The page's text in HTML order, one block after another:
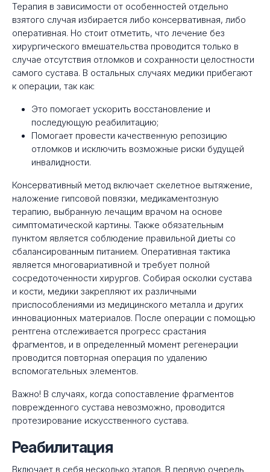
Терапия в зависимости от особенностей отдельно
взятого случая избирается либо консервативная, либо
оперативная. Но стоит отметить, что лечение без
хирургического вмешательства проводится только в
случае отсутствия отломков и сохранности целостности
самого сустава. В остальных случаях медики прибегают
к операции, так как:
Это помогает ускорить восстановление и
последующую реабилитацию;
Помогает провести качественную репозицию
отломков и исключить возможные риски будущей
инвалидности.
Консервативный метод включает скелетное вытяжение,
наложение гипсовой повязки, медикаментозную
терапию, выбранную лечащим врачом на основе
симптоматической картины. Также обязательным
пунктом является соблюдение правильной диеты со
сбалансированным питанием. Оперативная тактика
является многовариативной и требует полной
сосредоточенности хирургов. Собирая осколки сустава
и кости, медики закрепляют их различными
приспособлениями из медицинского металла и других
инновационных материалов. После операции с помощью
рентгена отслеживается прогресс срастания
фрагментов, и в определенный момент регенерации
проводится повторная операция по удалению
вспомогательных элементов.
Важно! В случаях, когда сопоставление фрагментов
поврежденного сустава невозможно, проводится
протезирование искусственного сустава.
Реабилитация
Включает в себя несколько этапов. В первую очередь